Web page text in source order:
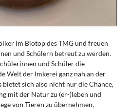
im Biotop des TMG und freuen
und Schülern betreut zu werden.
und Schüler die
Welt der Imkerei ganz nah an der
bietet sich also nicht nur die Chance,
mit der Natur zu (er-)leben und
von Tieren zu übernehmen,